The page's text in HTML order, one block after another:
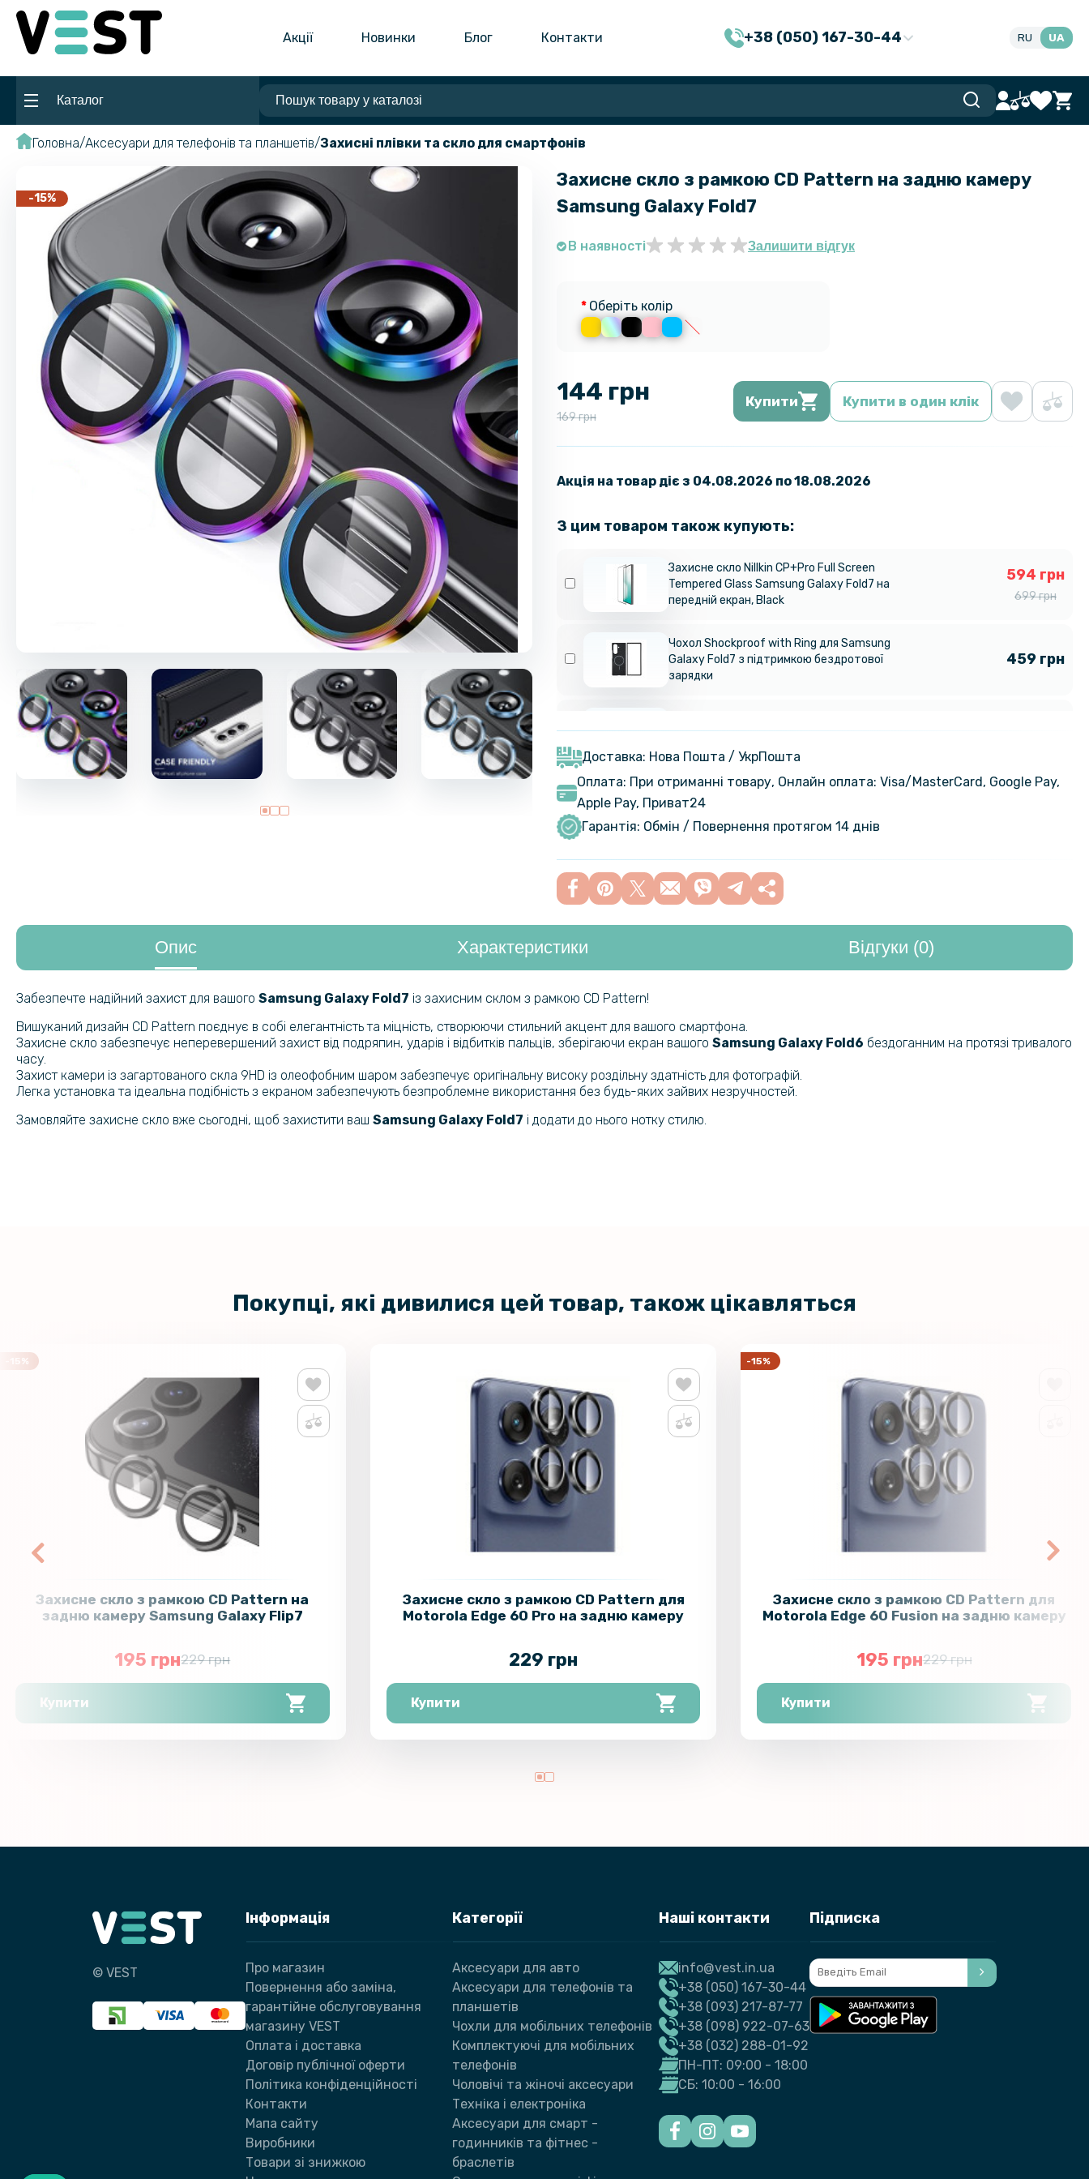
Акції Новинки Блог Контакти +38 (050) 167-30-44 RU UA
Каталог
Головна Аксесуари для телефонів та планшетів Захисні плівки та скло для смартфонів
-15%
Захисне скло з рамкою CD Pattern на задню камеру
Samsung Galaxy Fold7
В наявності Залишити відгук
Оберіть колір
144 грн
169 грн
Купити Купити в один клік
Акція на товар діє з 04.08.2026 по 18.08.2026
З цим товаром також купують:
Захисне скло Nillkin CP+Pro Full Screen
Tempered Glass Samsung Galaxy Fold7 на
передній екран, Black
594 грн
699 грн
Чохол Shockproof with Ring для Samsung
Galaxy Fold7 з підтримкою бездротової
зарядки
459 грн
Film для Samsung Galaxy Fold7 на задню
панель, Transparent
Протиударна гідрогелева плівка Hydrogel
Film Samsung Galaxy Fold7​​, Transparent
Протиударна гідрогелева плівка Hydrogel
Film для Samsung Galaxy Fold7 на задню
Чохол - накладка Nillkin Flex Pure Case для
Samsung Galaxy Fold7 зі стилусом
1 499 грн
Galaxy Fold7
Захисне скло 3D на задню камеру для
Samsung Galaxy Fold7, Black
Захисне скло на зовнішній екран Samsung
Захисне скло з рамкою на задню камеру для
110 грн
Доставка: Нова Пошта / УкрПошта
Оплата: При отриманні товару, Онлайн оплата: Visa/MasterСard, Google Pay,
Apple Pay, Приват24
Гарантія: Обмін / Повернення протягом 14 днів
Опис Характеристики Відгуки (0)
Забезпечте надійний захист для вашого Samsung Galaxy Fold7 із захисним склом з рамкою CD Pattern!
Вишуканий дизайн CD Pattern поєднує в собі елегантність та міцність, створюючи стильний акцент для вашого смартфона.
Захисне скло забезпечує неперевершений захист від подряпин, ударів і відбитків пальців, зберігаючи екран вашого Samsung Galaxy Fold6 бездоганним на протязі тривалого
часу.
Захист камери із загартованого скла 9HD із олеофобним шаром забезпечує оригінальну високу роздільну здатність для фотографій.
Легка установка та ідеальна подібність з екраном забезпечують безпроблемне використання без будь-яких зайвих незручностей.
Замовляйте захисне скло вже сьогодні, щоб захистити ваш Samsung Galaxy Fold7 і додати до нього нотку стилю.
Покупці, які дивилися цей товар, також цікавляться
-15%
Захисне скло з рамкою CD Pattern на
задню камеру Samsung Galaxy Flip7
195 грн229 грн
Купити
Захисне скло з рамкою CD Pattern для
Motorola Edge 60 Pro на задню камеру
229 грн
Купити
-15%
Захисне скло з рамкою CD Pattern для
Motorola Edge 60 Fusion на задню камеру
195 грн229 грн
Купити
© VEST
Інформація
Про магазин
Повернення або заміна,
гарантійне обслуговування
магазину VEST
Оплата і доставка
Договір публічної оферти
Політика конфіденційності
Контакти
Мапа сайту
Виробники
Товари зі знижкою
Категорії
Аксесуари для авто
Аксесуари для телефонів та
планшетів
Чохли для мобільних телефонів
Комплектуючі для мобільних
телефонів
Чоловічі та жіночі аксесуари
Техніка і електроніка
Аксесуари для смарт -
годинників та фітнес -
браслетів
Наші контакти
info@vest.in.ua
+38 (050) 167-30-44
+38 (093) 217-87-77
+38 (098) 922-07-63
+38 (032) 288-01-92
ПН-ПТ: 09:00 - 18:00
СБ: 10:00 - 16:00
Підписка